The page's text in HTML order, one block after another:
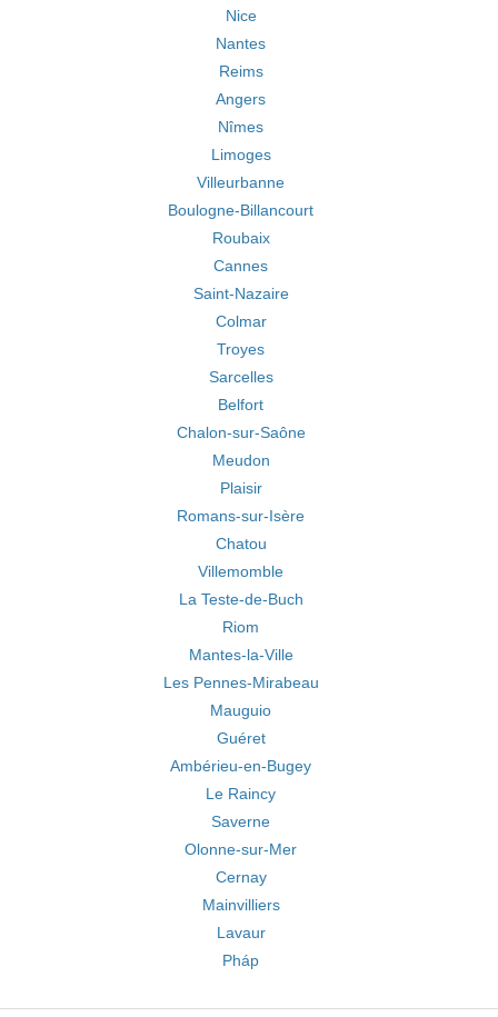
Nice
Nantes
Reims
Angers
Nîmes
Limoges
Villeurbanne
Boulogne-Billancourt
Roubaix
Cannes
Saint-Nazaire
Colmar
Troyes
Sarcelles
Belfort
Chalon-sur-Saône
Meudon
Plaisir
Romans-sur-Isère
Chatou
Villemomble
La Teste-de-Buch
Riom
Mantes-la-Ville
Les Pennes-Mirabeau
Mauguio
Guéret
Ambérieu-en-Bugey
Le Raincy
Saverne
Olonne-sur-Mer
Cernay
Mainvilliers
Lavaur
Pháp